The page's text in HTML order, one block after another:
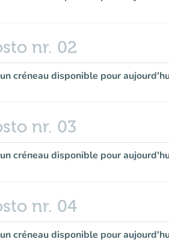
nr. 02
créneau disponible pour
nr. 03
créneau disponible pour
nr. 04
créneau disponible pour